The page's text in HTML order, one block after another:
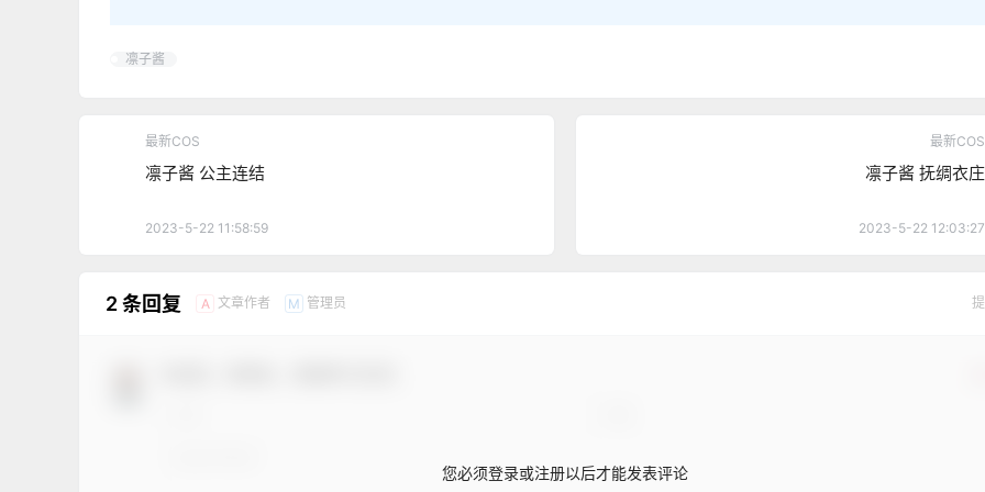
凛子酱
最新COS
凛子酱 公主连结
2023-5-22 11:58:59
最新COS
凛子酱 抚绸衣庄
2023-5-22 12:03:27
2 条回复 A 文章作者 M 管理员
您必须登录或注册以后才能发表评论